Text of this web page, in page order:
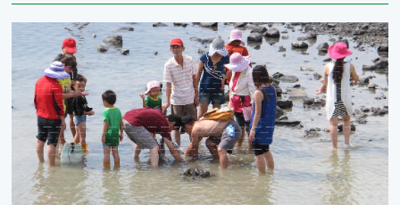
抱墩